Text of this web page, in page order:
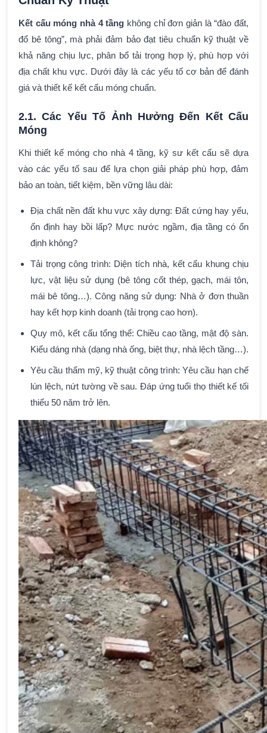
Kết cấu móng nhà 4 tầng không chỉ đơn giản là “đào đất,
đổ bê tông”, mà phải đảm bảo đạt tiêu chuẩn kỹ thuật về
khả năng chịu lực, phân bổ tải trọng hợp lý, phù hợp với
địa chất khu vực. Dưới đây là các yếu tố cơ bản để đánh
giá và thiết kế kết cấu móng chuẩn.
2.1. Các Yếu Tố Ảnh Hưởng Đến Kết Cấu
Móng
Khi thiết kế móng cho nhà 4 tầng, kỹ sư kết cấu sẽ dựa
vào các yếu tố sau để lựa chọn giải pháp phù hợp, đảm
bảo an toàn, tiết kiệm, bền vững lâu dài:
Địa chất nền đất khu vực xây dựng: Đất cứng hay yếu,
ổn định hay bồi lấp? Mực nước ngầm, địa tầng có ổn
định không?
Tải trọng công trình: Diện tích nhà, kết cấu khung chịu
lực, vật liệu sử dụng (bê tông cốt thép, gạch, mái tôn,
mái bê tông…). Công năng sử dụng: Nhà ở đơn thuần
hay kết hợp kinh doanh (tải trọng cao hơn).
Quy mô, kết cấu tổng thể: Chiều cao tầng, mật độ sàn.
Kiểu dáng nhà (dạng nhà ống, biệt thự, nhà lệch tầng…).
Yêu cầu thẩm mỹ, kỹ thuật công trình: Yêu cầu hạn chế
lún lệch, nứt tường về sau. Đáp ứng tuổi thọ thiết kế tối
thiểu 50 năm trở lên.